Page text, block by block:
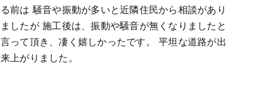
る前は 騒音や振動が多いと近隣住民から相談があり
ましたが 施工後は、振動や騒音が無くなりましたと
言って頂き、凄く嬉しかったです。 平坦な道路が出
来上がりました。